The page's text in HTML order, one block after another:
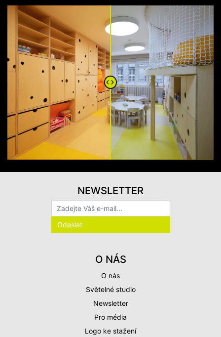
O NÁS
O nás
Světelné studio
Newsletter
Pro média
Logo ke stažení
NEWSLETTER